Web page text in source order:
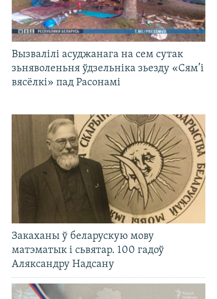
Вызвалілі асуджанага на сем сутак
зьняволеньня ўдзельніка зьезду «Сям’і
вясёлкі» пад Расонамі
Закаханы ў беларускую мову
матэматык і сьвятар. 100 гадоў
Аляксандру Надсану